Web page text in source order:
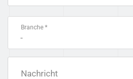
Branche *
-
Nachricht